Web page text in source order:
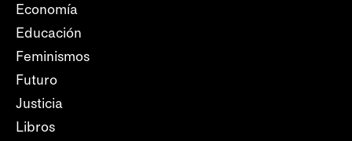
Economía
Educación
Feminismos
Futuro
Justicia
Libros